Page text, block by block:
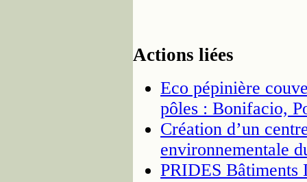
Actions liées
Eco pépinière
pôles : Bonifacio,
Création d’un
environnementale
PRIDES Bâtiments